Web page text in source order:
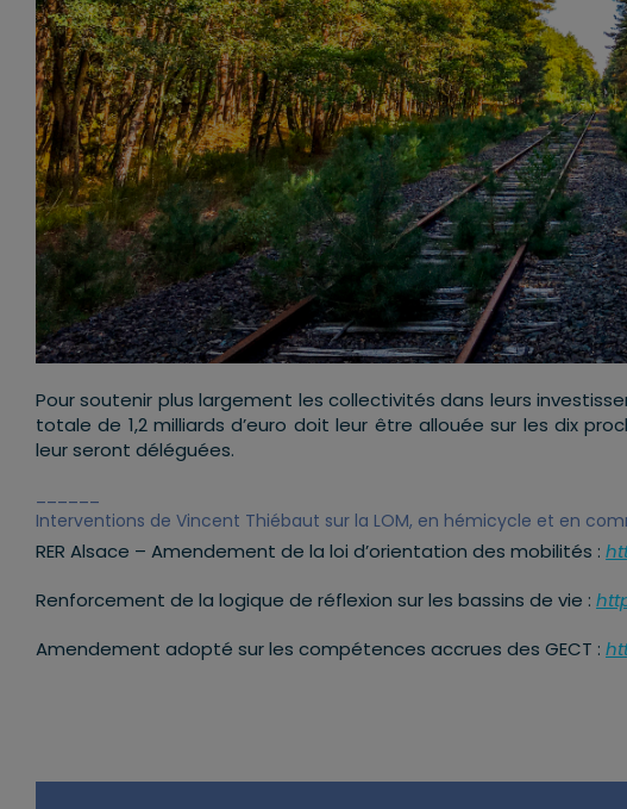
Pour soutenir plus largement les collectivités dans leurs
totale de 1,2 milliards d’euro doit leur être allouée sur les dix
leur seront déléguées.
Interventions de Vincent Thiébaut sur la LOM, en hémicycle et en
RER Alsace – Amendement de la loi d’orientation des mobilités :
Renforcement de la logique de réflexion sur les bassins de vie :
Amendement adopté sur les compétences accrues des GECT :